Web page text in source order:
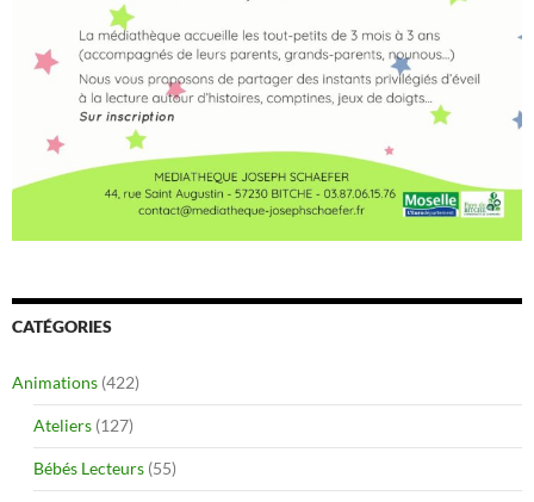
CATÉGORIES
Animations (422)
Ateliers (127)
Bébés Lecteurs (55)